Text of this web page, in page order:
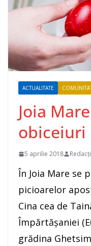
ACTUALITATE
Joia
obiceiuri
5 aprilie 2018
În Joia Mare se
picioarelor
Cina cea de
Împărtăşaniei
grădina